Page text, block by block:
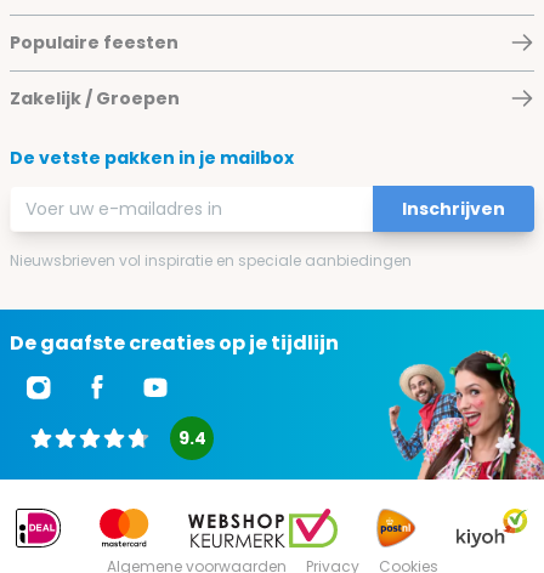
Populaire feesten
Zakelijk / Groepen
De vetste pakken in je mailbox
E-mailadres
Inschrijven
Nieuwsbrieven vol inspiratie en speciale aanbiedingen
De gaafste creaties op je tijdlijn
9.4
Algemene voorwaarden Privacy Cookies